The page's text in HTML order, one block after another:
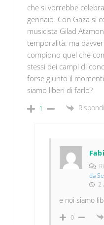
che si vorrebbe
gennaio. Con Gaza si
musicista Gilad
temporalità: ma
compiono quel che
stessi dei campi di
forse giunto il
siamo liberi di farlo?
1 Rispondi
da
2
e noi siamo
0